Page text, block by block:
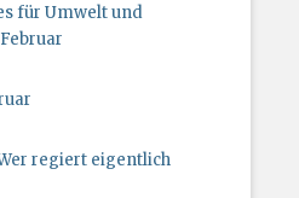
für Umwelt und
regiert eigentlich